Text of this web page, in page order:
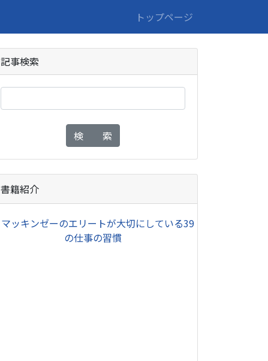
トップページ
記事検索
検 索
書籍紹介
マッキンゼーのエリートが大切にしている39
の仕事の習慣